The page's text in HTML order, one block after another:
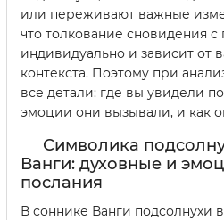
или переживают важные
что толкование сновидения с
индивидуально и зависит от
контекста. Поэтому при
все детали: где вы увидели
эмоции они вызывали, и как
Символика
Ванги: духовные и
послания
В соннике Ванги подсолнухи